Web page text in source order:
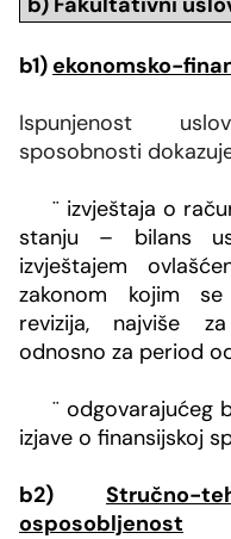
b1) ekonomsko-
Ispunjenost
sposobnosti
¨ izvještaja o
stanju – bilans
izvještajem
zakonom kojim
revizija, najviše
odnosno za period
¨ odgovarajućeg
izjave o finansijskoj
b2)
osposobljenost